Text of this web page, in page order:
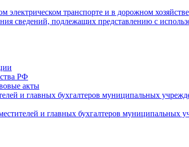
транспорте и в дорожном хозяйстве
сведений, подлежащих представлению с
РФ
акты
и главных бухгалтеров муниципальных
и главных бухгалтеров